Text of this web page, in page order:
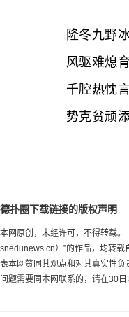
隆冬九野冰
风驱难熄育
千腔热忱言
势克贫顽添
德扑圈下载链接的版权声明
本网原创，未经许可，不得转载。
snedunews.cn）”的作品，均转
表本网赞同其观点和对其真实性
问题需要同本网联系的，请在30日